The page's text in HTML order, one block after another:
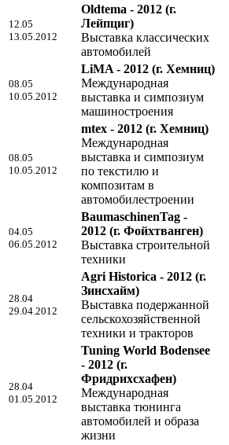
12.05
13.05.2012
Oldtema - 2012 (г.
Лейпциг)
Выставка классических
автомобилей
08.05
10.05.2012
LiMA - 2012 (г. Хемниц)
Международная
выставка и симпозиум
машиностроения
08.05
10.05.2012
mtex - 2012 (г. Хемниц)
Международная
выставка и симпозиум
по текстилю и
композитам в
автомобилестроении
04.05
06.05.2012
BaumaschinenTag -
2012 (г. Фойхтванген)
Выставка строительной
техники
28.04
29.04.2012
Agri Historica - 2012 (г.
Зинсхайм)
Выставка подержанной
сельскохозяйственной
техники и тракторов
28.04
01.05.2012
Tuning World Bodensee
- 2012 (г.
Фридрихсхафен)
Международная
выставка тюнинга
автомобилей и образа
жизни